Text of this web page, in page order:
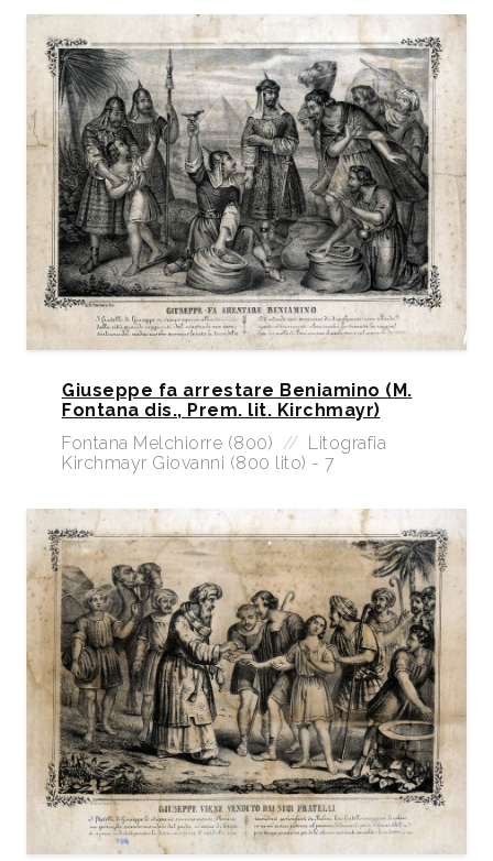
Giuseppe fa arrestare Beniamino (M.
Fontana dis., Prem. lit. Kirchmayr)
Fontana Melchiorre (800) // Litografia
Kirchmayr Giovanni (800 lito) - 7